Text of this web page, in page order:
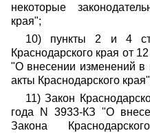
некоторые
края";
10) пункты 2 и 4
Краснодарского края от
"О внесении изменений в
акты Краснодарского
11) Закон
года N 3933-КЗ "О
Закона